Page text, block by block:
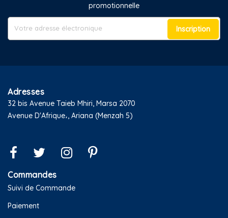
promotionnelle
Inscription
Adresses
32 bis Avenue Taieb Mhiri, Marsa 2070
Avenue D'Afrique،, Ariana (Menzah 5)
Commandes
Suivi de Commande
Paiement